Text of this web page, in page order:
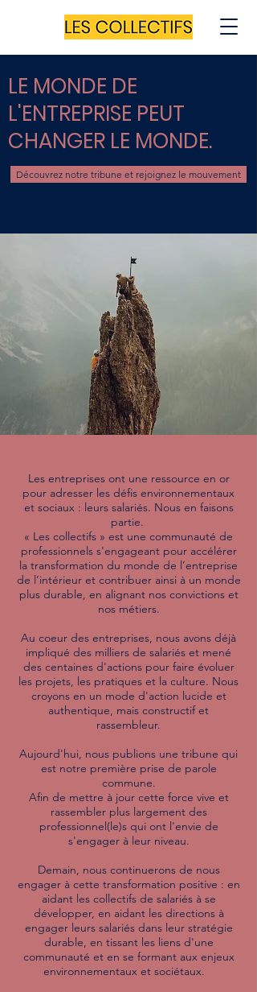
LE MONDE DE
L'ENTREPRISE PEUT
CHANGER LE MONDE.
Découvrez notre tribune et rejoignez le mouvement
Les entreprises ont une ressource en or
pour adresser les défis environnementaux
et sociaux : leurs salariés. Nous en faisons
partie.
« Les collectifs » est une communauté de
professionnels s'engageant pour accélérer
la transformation du monde de l’entreprise
de l’intérieur et contribuer ainsi à un monde
plus durable, en alignant nos convictions et
nos métiers.
Au coeur des entreprises, nous avons déjà
impliqué des milliers de salariés et mené
des centaines d'actions pour faire évoluer
les projets, les pratiques et la culture. Nous
croyons en un mode d'action lucide et
authentique, mais constructif et
rassembleur.
Aujourd'hui, nous publions une tribune qui
est notre première prise de parole
commune.
Afin de mettre à jour cette force vive et
rassembler plus largement des
professionnel(le)s qui ont l'envie de
s'engager à leur niveau.
Demain, nous continuerons de nous
engager à cette transformation positive : en
aidant les collectifs de salariés à se
développer, en aidant les directions à
engager leurs salariés dans leur stratégie
durable, en tissant les liens d'une
communauté et en se formant aux enjeux
environnementaux et sociétaux.